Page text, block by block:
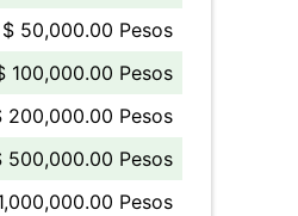
$ 50,000.00 Pesos
100,000.00 Pesos
200,000.00 Pesos
500,000.00 Pesos
Pesos